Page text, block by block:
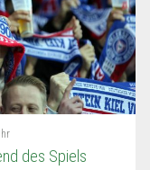
des Spiels